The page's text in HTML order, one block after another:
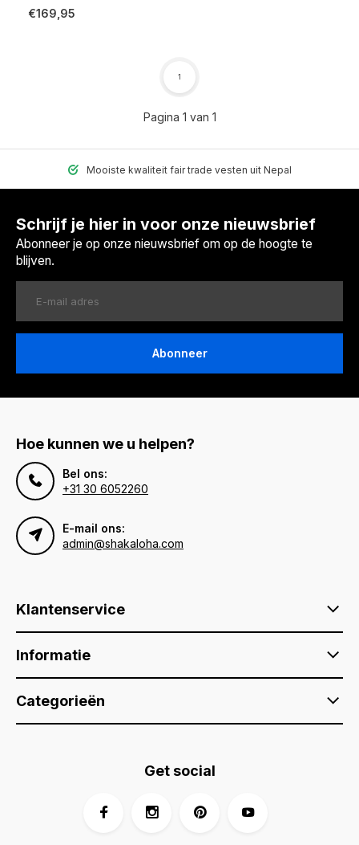
€169,95
Pagina 1 van 1
1
Mooiste kwaliteit fair trade vesten uit Nepal
Schrijf je hier in voor onze nieuwsbrief
Abonneer je op onze nieuwsbrief om op de hoogte te
blijven.
Abonneer
Hoe kunnen we u helpen?
Bel ons:
+31 30 6052260
E-mail ons:
admin@shakaloha.com
Klantenservice
Informatie
Categorieën
Get social